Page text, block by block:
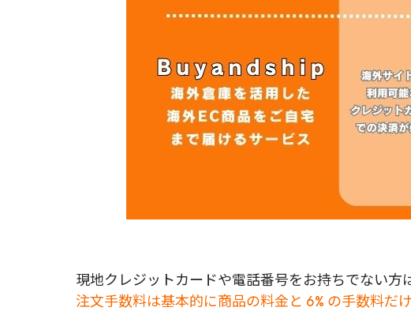
現地クレジットカードや電話番号をお持ちでない
注文手数料は基本的に商品の料金と 6% の手数料だけ